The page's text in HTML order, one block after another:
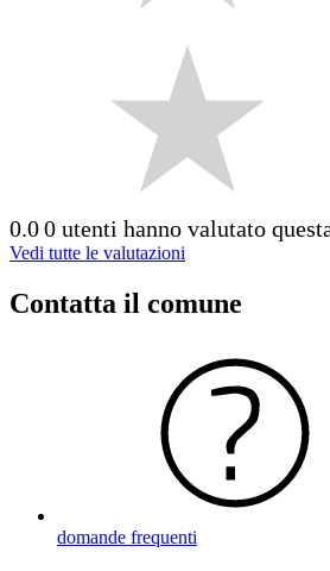
0.00 utenti hanno valutato
Vedi tutte le valutazioni
Contatta il comune
domande frequenti